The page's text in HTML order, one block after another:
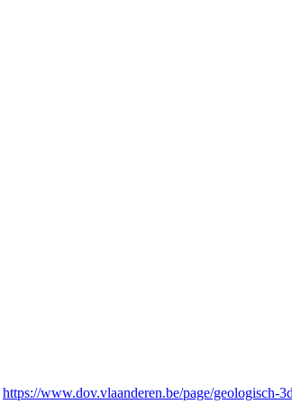
https://www.dov.vlaanderen.be/page/geologisch-